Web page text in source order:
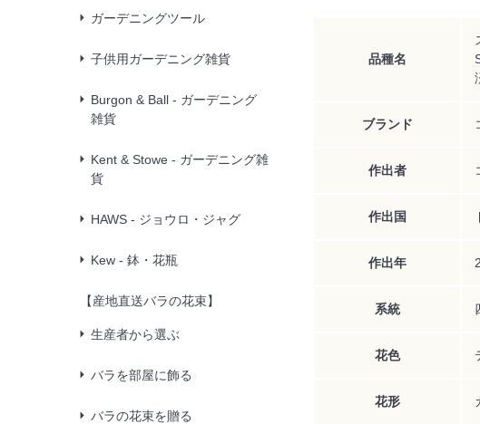
ガーデニングツール
子供用ガーデニング雑貨
Burgon & Ball - ガーデニング
雑貨
Kent & Stowe - ガーデニング雑
貨
HAWS - ジョウロ・ジャグ
Kew - 鉢・花瓶
【産地直送バラの花束】
生産者から選ぶ
バラを部屋に飾る
バラの花束を贈る
品種名
ブランド
作出者
作出国
作出年
系統
花色
花形